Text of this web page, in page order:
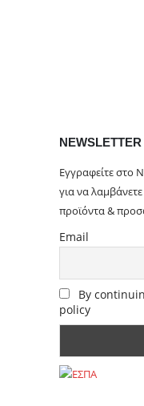
NEWSLETTER
Εγγραφείτε στο
για να
προϊόντα &
Email
By
policy